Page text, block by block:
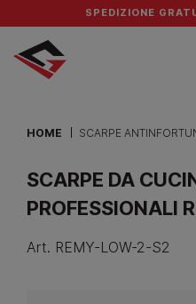
SPEDIZIONE
HOME SCARPE
SCARPE DA
PROFESSIONALI
Art. REMY-LOW-2-S2